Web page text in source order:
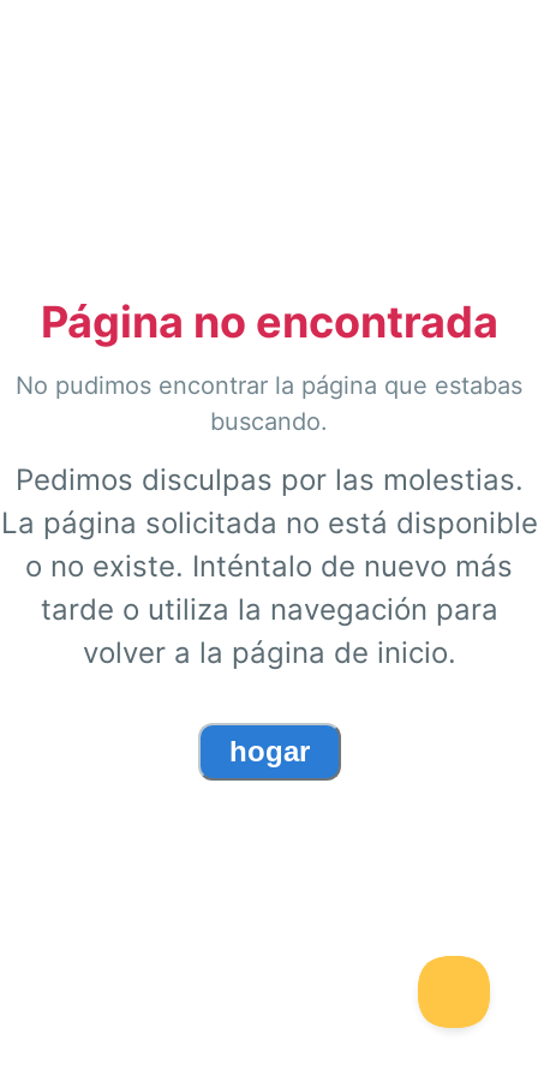
Página no encontrada
No pudimos encontrar la página que estabas
buscando.
Pedimos disculpas por las molestias.
La página solicitada no está disponible
o no existe. Inténtalo de nuevo más
tarde o utiliza la navegación para
volver a la página de inicio.
hogar